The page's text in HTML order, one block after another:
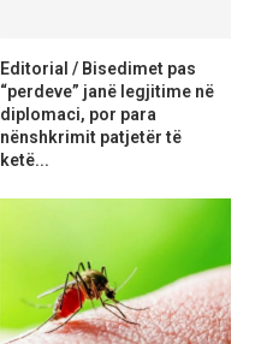
Editorial / Bisedimet pas
“perdeve” janë legjitime në
diplomaci, por para
nënshkrimit patjetër të
ketë...